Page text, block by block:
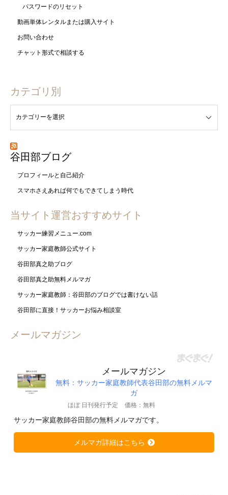
パスワードのリセット
動画単体レンタルまたは購入サイト
お問い合わせ
チャット形式で相談する
カテゴリ別
谷田部ブログ
プロフィールと自己紹介
スマホさえあれば何でもできてしまう時代
当サイト運営おすすめサイト
サッカー練習メニュー.com
サッカー家庭教師公式サイト
谷田部真之助ブログ
谷田部真之助無料メルマガ
サッカー家庭教師：谷田部のブログでは書けない話
谷田部に直接！サッカーお悩み相談室
メールマガジン
メールマガジン
無料：サッカー家庭教師代表谷田部の無料メルマ
ガ
ほぼ 日刊発行予定 価格：無料
サッカー家庭教師谷田部の無料メルマガです。
メルマガ詳細はこちら